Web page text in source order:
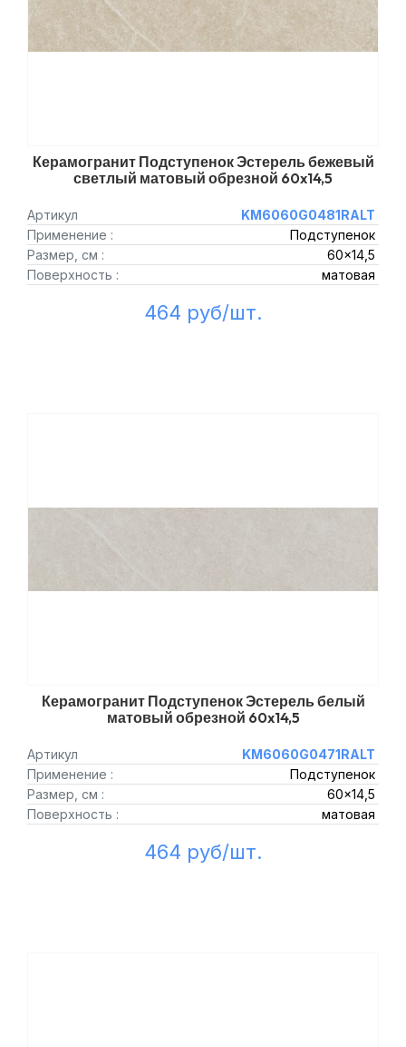
Керамогранит Подступенок Эстерель бежевый
светлый матовый обрезной 60x14,5
Артикул
KM6060G0481RALT
Применение :
Подступенок
Размер, см :
60x14,5
Поверхность :
матовая
464 руб/шт.
Керамогранит Подступенок Эстерель белый
матовый обрезной 60x14,5
Артикул
KM6060G0471RALT
Применение :
Подступенок
Размер, см :
60x14,5
Поверхность :
матовая
464 руб/шт.